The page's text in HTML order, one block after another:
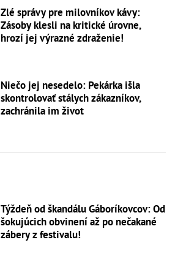
Zlé správy pre milovníkov kávy:
Zásoby klesli na kritické úrovne,
hrozí jej výrazné zdraženie!
Niečo jej nesedelo: Pekárka išla
skontrolovať stálych zákazníkov,
zachránila im život
Týždeň od škandálu Gáboríkovcov: Od
šokujúcich obvinení až po nečakané
zábery z festivalu!